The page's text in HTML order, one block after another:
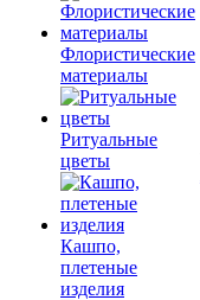
Флористические
материалы
Ритуальные
цветы
Кашпо,
плетеные
изделия